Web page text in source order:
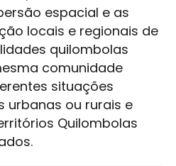
espacial e as
locais e regionais de
quilombolas
comunidade
situações
urbanas ou rurais e
Quilombolas